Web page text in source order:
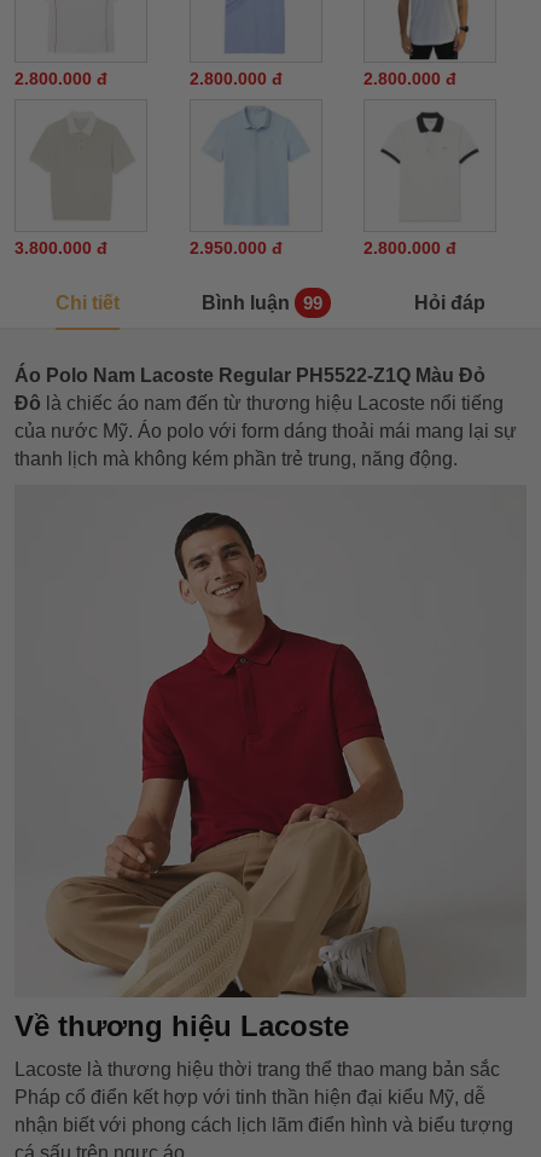
2.800.000 đ 2.800.000 đ 2.800.000 đ
3.800.000 đ 2.950.000 đ 2.800.000 đ
Chi tiết Bình luận 99 Hỏi đáp
Áo Polo Nam Lacoste Regular PH5522-Z1Q Màu Đỏ
Đô là chiếc áo nam đến từ thương hiệu Lacoste nổi tiếng
của nước Mỹ. Áo polo với form dáng thoải mái mang lại sự
thanh lịch mà không kém phần trẻ trung, năng động.
Về thương hiệu Lacoste
Lacoste là thương hiệu thời trang thể thao mang bản sắc
Pháp cổ điển kết hợp với tinh thần hiện đại kiểu Mỹ, dễ
nhận biết với phong cách lịch lãm điển hình và biểu tượng
cá sấu trên ngực áo.